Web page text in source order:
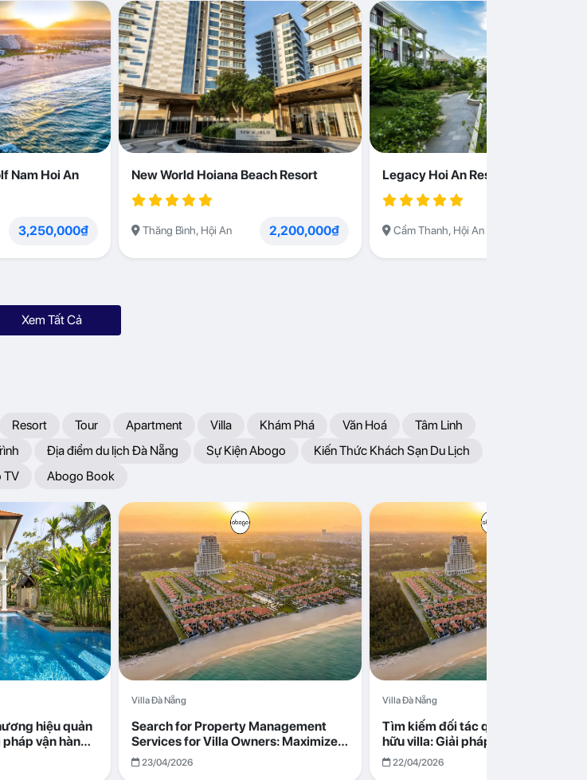
Nam Hoi An
3,250,000₫
New World Hoiana Beach Resort
Thăng Bình, Hội An 2,200,000₫
Legacy Hoi An Resort
Cẩm Thanh, Hội An
Xem Tất Cả
Resort Tour Apartment Villa Khám Phá Văn Hoá
Tâm Linh
Địa điểm du lịch Đà Nẵng Sự Kiện Abogo
Kiến Thức Khách Sạn Du Lịch
TV Abogo Book
hiệu quản
vận hành
Villa Đà Nẵng
Search for Property Management
Services for Villa Owners: Maximize
Returns with Abogo in Da Nang
23/04/2026
Villa Đà Nẵng
Tìm kiếm đối tác quản lý cho chủ sở
hữu villa: Giải pháp tối ưu lợi nhuận
cùng Abogo tại Đà Nẵng
22/04/2026